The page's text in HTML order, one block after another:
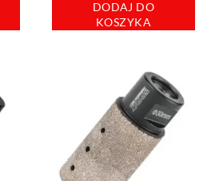
DODAJ DO
KOSZYKA